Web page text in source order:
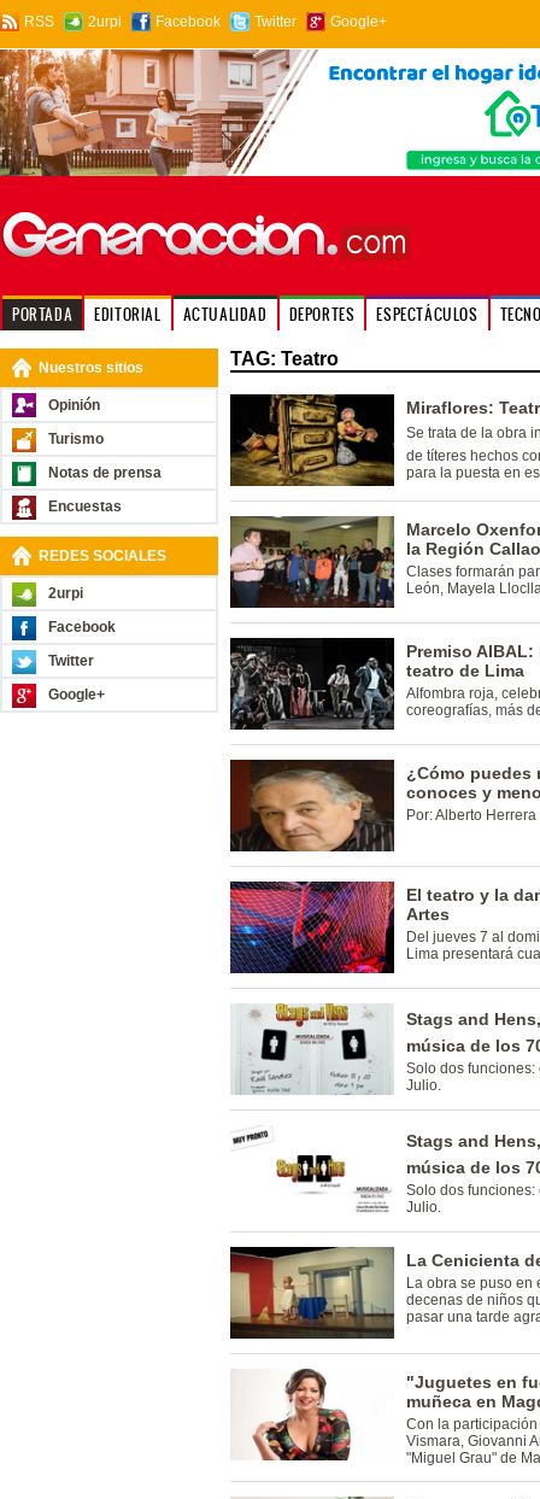
RSS 2urpi Facebook Twitter Google+
PORTADA EDITORIAL ACTUALIDAD DEPORTES ESPECTÁCULOS
Nuestros sitios
Opinión
Turismo
Notas de prensa
Encuestas
REDES SOCIALES
2urpi
Facebook
Twitter
Google+
TAG: Teatro
Miraflores:
Se trata de la obra
de títeres hechos
para la puesta en
Marcelo
la Región Callao
Clases formarán
León, Mayela
Premiso
teatro de Lima
Alfombra roja,
coreografías, más
¿Cómo
conoces y
Por: Alberto
El teatro y la
Artes
Del jueves 7 al
Lima presentará
Stags and
música de los
Solo dos
Julio.
Stags and
música de los
Solo dos
Julio.
La Cenicienta
La obra se puso en
decenas de niños
pasar una tarde
"Juguetes en
muñeca en
Con la
Vismara, Giovanni
"Miguel Grau" de